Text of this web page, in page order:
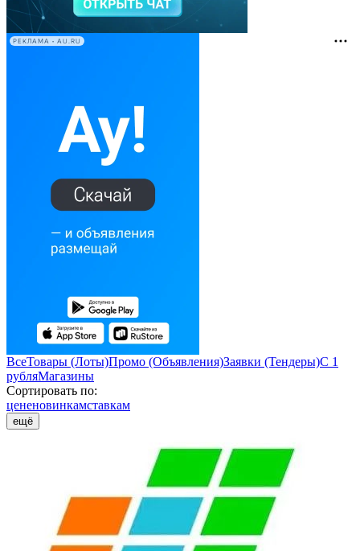
РЕКЛАМА • AU.RU
ВсеТовары (Лоты)Промо (Объявления)Заявки (Тендеры)С 1
рубляМагазины
Сортировать по:
цененовинкамставкам
ещё